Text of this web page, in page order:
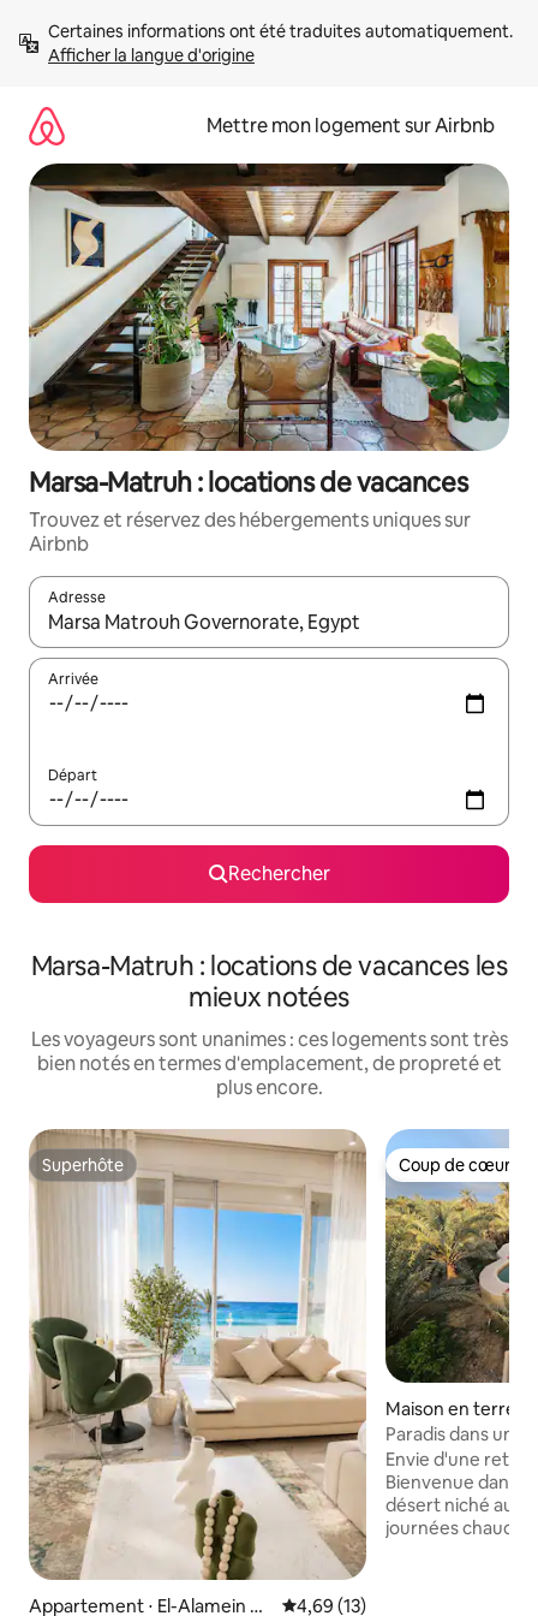
directement
Afficher la langue d'origine
Mettre mon logement sur Airbnb
Marsa-Matruh : locations de vacances
Trouvez et réservez des hébergements uniques sur
Airbnb
Adresse
Lorsque les résultats s'affichent, utilisez les flèches vers le
Arrivée
Départ
Rechercher
Marsa-Matruh : locations de vacances les
mieux notées
Les voyageurs sont unanimes : ces logements sont très
bien notés en termes d'emplacement, de propreté et
plus encore.
Superhôte
Superhôte
Appartement ⋅ El-Alamein Vill
Évaluation moyenne sur la
4,69 (13)
Coup de cœur
Coup de cœur
Maison en terre ⋅
Paradis dans une
piscine et brasero
Envie d'une
Bienvenue dans
désert niché au
journées